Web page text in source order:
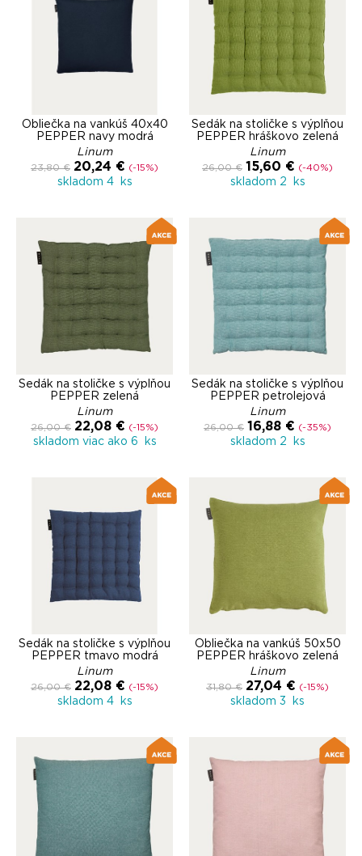
Obliečka na vankúš 40x40
PEPPER navy modrá
Linum
23,80 € 20,24 € (-15%)
skladom 4 ks
Sedák na stoličke s výplňou
PEPPER hráškovo zelená
Linum
26,00 € 15,60 € (-40%)
skladom 2 ks
Sedák na stoličke s výplňou
PEPPER zelená
Linum
26,00 € 22,08 € (-15%)
skladom viac ako 6 ks
Sedák na stoličke s výplňou
PEPPER petrolejová
Linum
26,00 € 16,88 € (-35%)
skladom 2 ks
Sedák na stoličke s výplňou
PEPPER tmavo modrá
Linum
26,00 € 22,08 € (-15%)
skladom 4 ks
Obliečka na vankúš 50x50
PEPPER hráškovo zelená
Linum
31,80 € 27,04 € (-15%)
skladom 3 ks